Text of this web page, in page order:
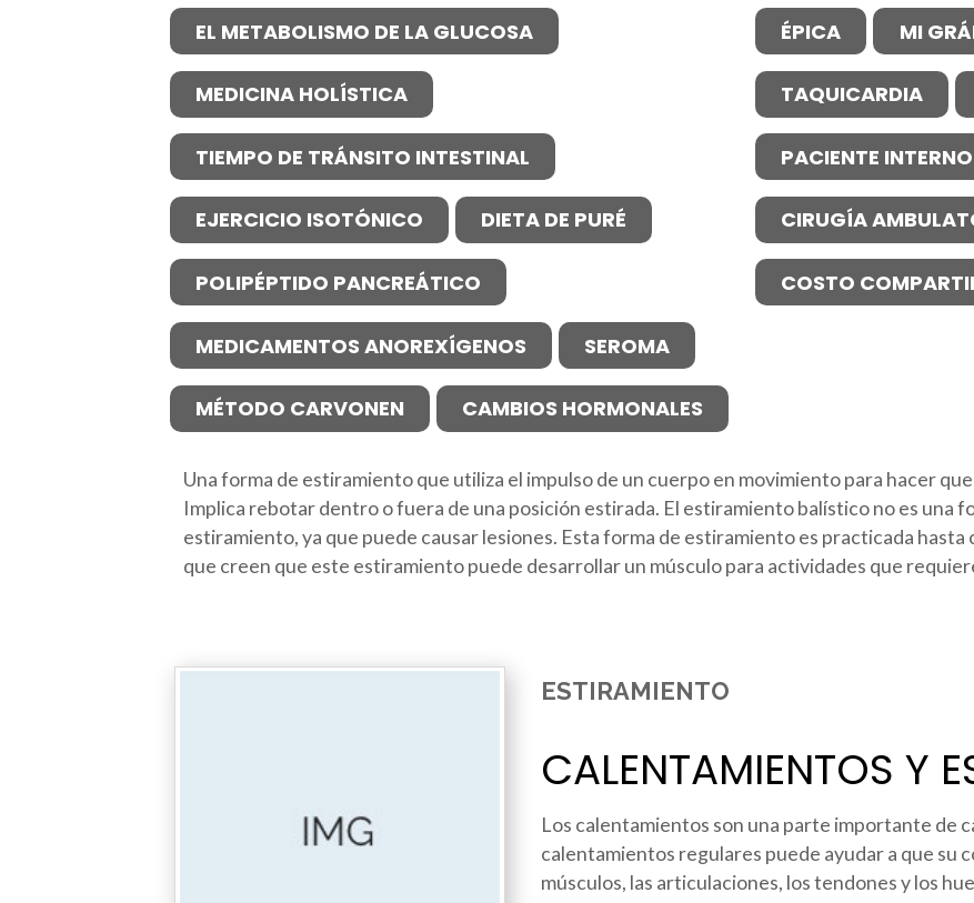
EL METABOLISMO DE LA GLUCOSA
MEDICINA HOLÍSTICA
TIEMPO DE TRÁNSITO INTESTINAL
EJERCICIO ISOTÓNICO DIETA DE PURÉ
POLIPÉPTIDO PANCREÁTICO
MEDICAMENTOS ANOREXÍGENOS SEROMA
MÉTODO CARVONEN CAMBIOS HORMONALES
ÉPICA MI
TAQUICARDIA
PACIENTE INTERNO
CIRUGÍA
COSTO
Una forma de estiramiento que utiliza el impulso de un cuerpo en movimiento para hacer
Implica rebotar dentro o fuera de una posición estirada. El estiramiento balístico no es una
estiramiento, ya que puede causar lesiones. Esta forma de estiramiento es practicada
que creen que este estiramiento puede desarrollar un músculo para actividades que
ESTIRAMIENTO
CALENTAMIENTOS Y
Los calentamientos son una parte importante de
calentamientos regulares puede ayudar a que su
músculos, las articulaciones, los tendones y los